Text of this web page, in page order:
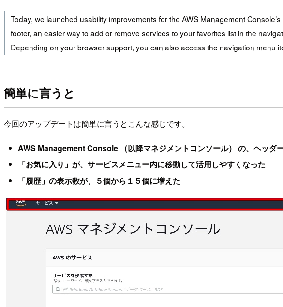
Today, we launched usability improvements for the AWS Management
footer, an easier way to add or remove services to your favorites list in the
Depending on your browser support, you can also access the navigation menu
簡単に言うと
今回のアップデートは簡単に言うとこんな感じです。
AWS Management Console （以降マネジメントコンソール） の、ヘッダ
「お気に入り」が、サービスメニュー内に移動して活用しやすくなった
「履歴」の表示数が、５個から１５個に増えた